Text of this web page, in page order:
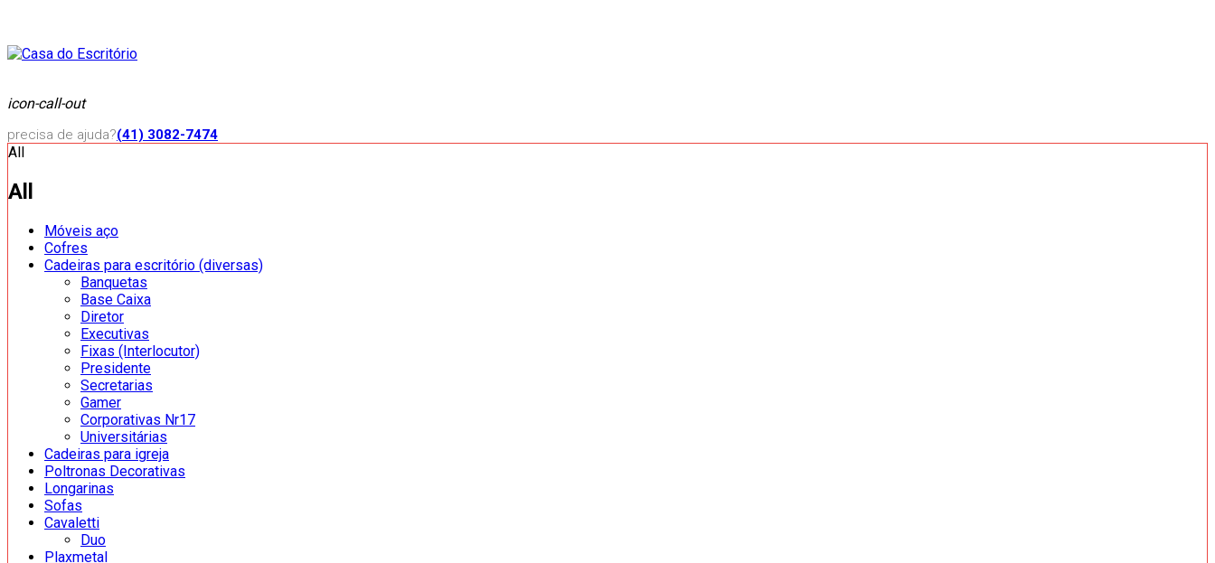
icon-call-out
precisa de ajuda?(41) 3082-7474
All
All
Móveis aço
Cofres
Cadeiras para escritório (diversas)
Banquetas
Base Caixa
Diretor
Executivas
Fixas (Interlocutor)
Presidente
Secretarias
Gamer
Corporativas Nr17
Universitárias
Cadeiras para igreja
Poltronas Decorativas
Longarinas
Sofas
Cavaletti
Duo
Plaxmetal